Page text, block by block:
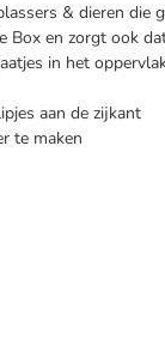
& dieren die
Box en zorgt ook
in het
aan de zijkant
te maken